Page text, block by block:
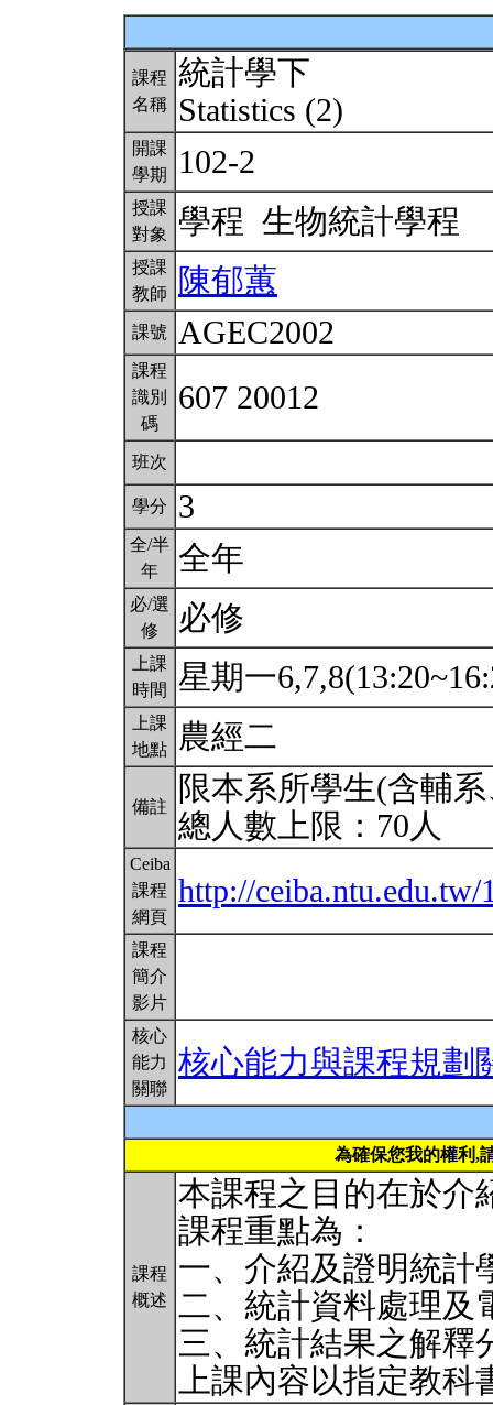
課程
名稱
統計學下
Statistics (2)
開課
學期
102-2
授課
對象
學程 生物統計學程
授課
教師
陳郁蕙
課號 AGEC2002
課程
識別
碼
607 20012
班次
學分 3
全/半
年
全年
必/選
修
必修
上課
時間
星期一
上課
地點
農經二
備註
限本系所學生(含輔
總人數上限：70人
Ceiba
課程
網頁
http://
課程
簡介
影片
核心
能力
關聯
核心能力與課程規劃
為確保您我的權利,
課程
概述
本課程之目的在於介
課程重點為：
一、介紹及證明統計
二、統計資料處理及
三、統計結果之解釋
上課內容以指定教科